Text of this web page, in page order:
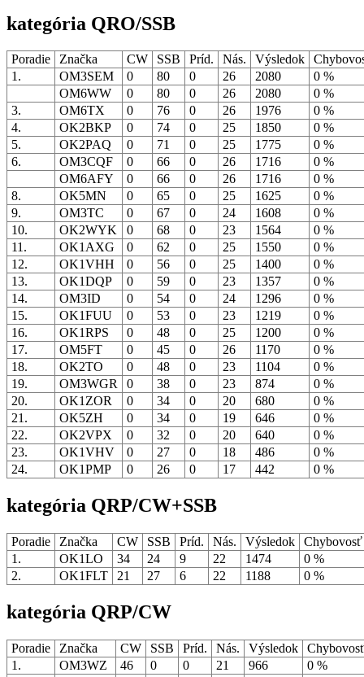
kategória QRO/SSB
Poradie Značka CW SSB Príd. Nás. Výsledok
1.
OM3SEM 0 80 0 26 2080
0 %
OM6WW
0 80 0 26 2080
0 %
3.
OM6TX 0 76 0 26 1976
0 %
4.
OK2BKP 0 74 0 25 1850
0 %
5.
OK2PAQ 0 71 0 25 1775
0 %
6.
OM3CQF 0 66 0 26 1716
0 %
OM6AFY
0 66 0 26 1716
0 %
8.
OK5MN 0 65 0 25 1625
0 %
9.
OM3TC 0 67 0 24 1608
0 %
10.
OK2WYK 0 68 0 23 1564
0 %
11.
OK1AXG 0 62 0 25 1550
0 %
12.
OK1VHH 0 56 0 25 1400
0 %
13.
OK1DQP 0 59 0 23 1357
0 %
14.
OM3ID 0 54 0 24 1296
0 %
15.
OK1FUU 0 53 0 23 1219
0 %
16.
OK1RPS 0 48 0 25 1200
0 %
17.
OM5FT 0 45 0 26 1170
0 %
18.
OK2TO 0 48 0 23 1104
0 %
19.
OM3WGR 0 38 0 23 874
0 %
20.
OK1ZOR 0 34 0 20 680
0 %
21.
OK5ZH 0 34 0 19 646
0 %
22.
OK2VPX 0 32 0 20 640
0 %
23.
OK1VHV 0 27 0 18 486
0 %
24.
OK1PMP 0 26 0 17 442 0 %
kategória QRP/CW+SSB
Poradie Značka CW SSB Príd. Nás. Výsledok
1.
OK1LO 34 24 9 22 1474
0 %
2.
OK1FLT 21 27 6 22 1188 0 %
kategória QRP/CW
Poradie Značka CW SSB Príd. Nás. Výsledok
1.
OM3WZ 46 0 0 21 966
0 %